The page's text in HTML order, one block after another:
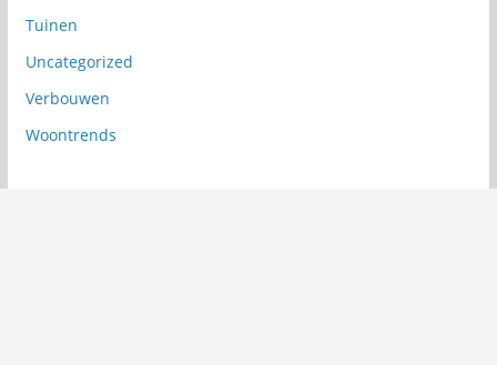
Tuinen
Uncategorized
Verbouwen
Woontrends